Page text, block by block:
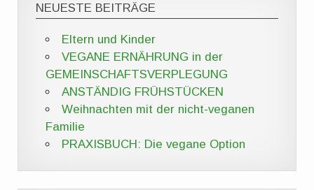
NEUESTE BEITRÄGE
Eltern und Kinder
VEGANE ERNÄHRUNG in der
GEMEINSCHAFTSVERPLEGUNG
ANSTÄNDIG FRÜHSTÜCKEN
Weihnachten mit der nicht-veganen
Familie
PRAXISBUCH: Die vegane Option